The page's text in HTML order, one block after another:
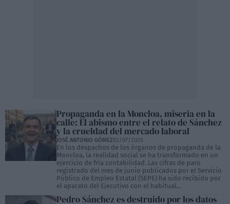
Propaganda en la Moncloa, miseria en la
calle: El abismo entre el relato de Sánchez
y la crueldad del mercado laboral
JOSÉ ANTONIO GÓMEZ03/07/2026
En los despachos de los órganos de propaganda de la
Moncloa, la realidad social se ha transformado en un
ejercicio de fría contabilidad. Las cifras de paro
registrado del mes de junio publicados por el Servicio
Público de Empleo Estatal (SEPE) ha sido recibido por
el aparato del Ejecutivo con el habitual...
Pedro Sánchez es destruido por los datos